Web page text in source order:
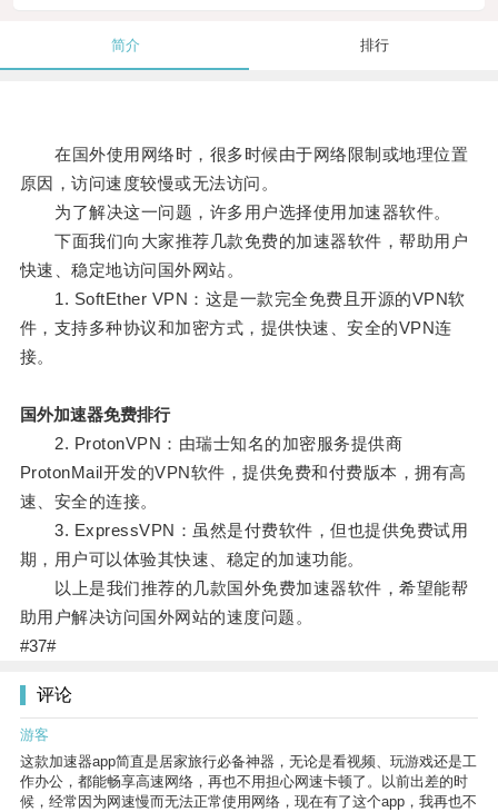
简介 排行
在国外使用网络时，很多时候由于网络限制或地理位置
原因，访问速度较慢或无法访问。
为了解决这一问题，许多用户选择使用加速器软件。
下面我们向大家推荐几款免费的加速器软件，帮助用户
快速、稳定地访问国外网站。
1. SoftEther VPN：这是一款完全免费且开源的VPN软
件，支持多种协议和加密方式，提供快速、安全的VPN连
接。
国外加速器免费排行
2. ProtonVPN：由瑞士知名的加密服务提供商
ProtonMail开发的VPN软件，提供免费和付费版本，拥有高
速、安全的连接。
3. ExpressVPN：虽然是付费软件，但也提供免费试用
期，用户可以体验其快速、稳定的加速功能。
以上是我们推荐的几款国外免费加速器软件，希望能帮
助用户解决访问国外网站的速度问题。
#37#
评论
游客
这款加速器app简直是居家旅行必备神器，无论是看视频、玩游戏还是工
作办公，都能畅享高速网络，再也不用担心网速卡顿了。以前出差的时
候，经常因为网速慢而无法正常使用网络，现在有了这个app，我再也不